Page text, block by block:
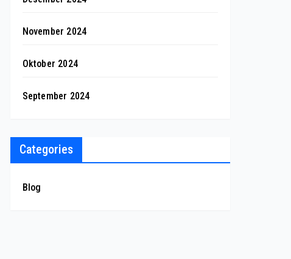
November 2024
Oktober 2024
September 2024
Categories
Blog